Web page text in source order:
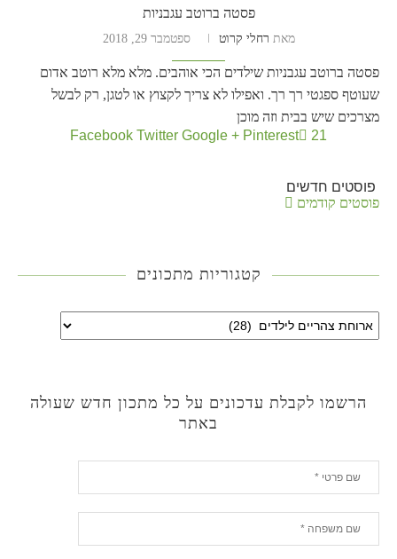
פסטה ברוטב עגבניות
מאת רחלי קרוט ספטמבר 29, 2018
פסטה ברוטב עגבניות שילדים הכי אוהבים. מלא מלא רוטב אדום
שעוטף ספגטי רך רך. ואפילו לא צריך לקצוץ או לטגן, רק לבשל
מצרכים שיש בבית וזה מוכן
21
Facebook Twitter Google + Pinterest
פוסטים חדשים
פוסטים קודמים
קטגוריות מתכונים
הרשמו לקבלת עדכונים על כל מתכון חדש שעולה
באתר